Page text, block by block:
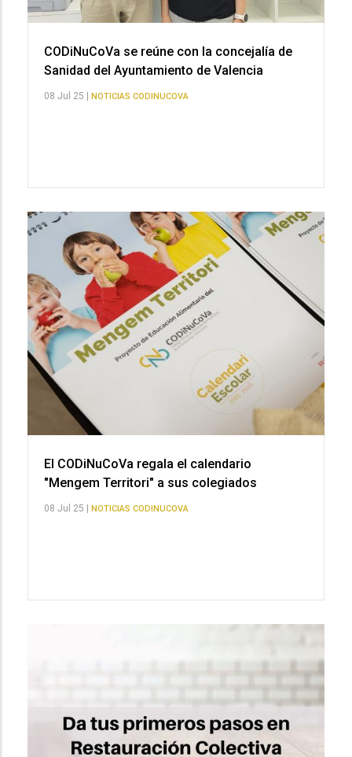
CODiNuCoVa se reúne con la concejalía de
Sanidad del Ayuntamiento de Valencia
08 Jul 25 | NOTICIAS CODINUCOVA
El CODiNuCoVa regala el calendario
"Mengem Territori" a sus colegiados
08 Jul 25 | NOTICIAS CODINUCOVA